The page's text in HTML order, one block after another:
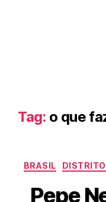
Tag: o que
BRASIL
Pepe